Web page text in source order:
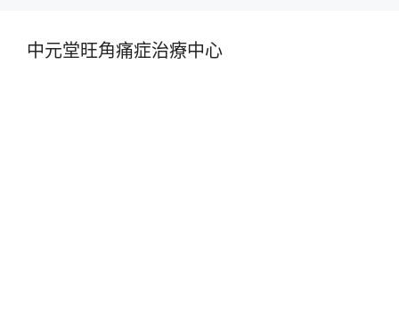
中元堂旺角痛症治療中心